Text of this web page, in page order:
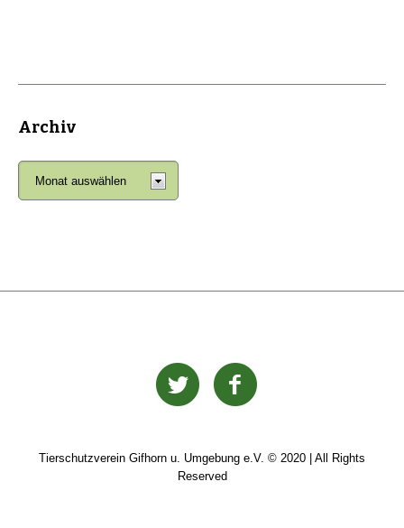
Archiv
Tierschutzverein Gifhorn u. Umgebung e.V. © 2020 | All Rights
Reserved